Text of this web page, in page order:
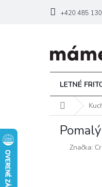
+420 485
LETNÉ
Domov
Značka: